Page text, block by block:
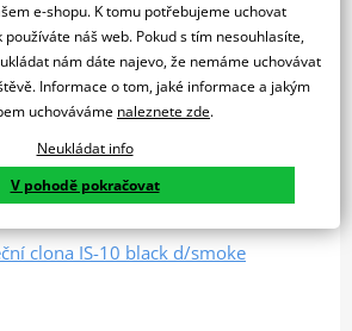
Skladem u dodavatele
košíku
Porovnat
RPHA 90 i70 F70 C70 …
clona IS-10 black d/smoke
e-shopu. K tomu potřebujeme uchovat
náš web. Pokud s tím nesouhlasíte,
nám dáte najevo, že nemáme uchovávat
Informace o tom, jaké informace a jakým
uchováváme naleznete zde.
Neukládat info
V pohodě pokračovat